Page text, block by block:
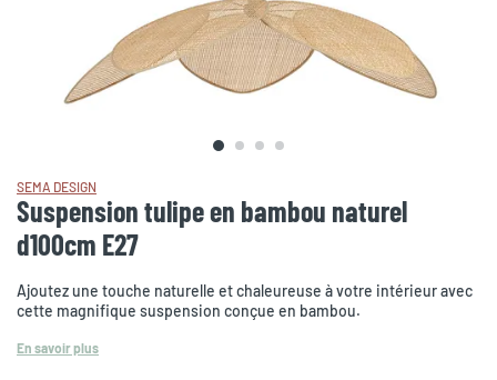
SEMA DESIGN
Suspension tulipe en bambou naturel
d100cm E27
Ajoutez une touche naturelle et chaleureuse à votre intérieur avec
cette magnifique suspension conçue en bambou.
En savoir plus